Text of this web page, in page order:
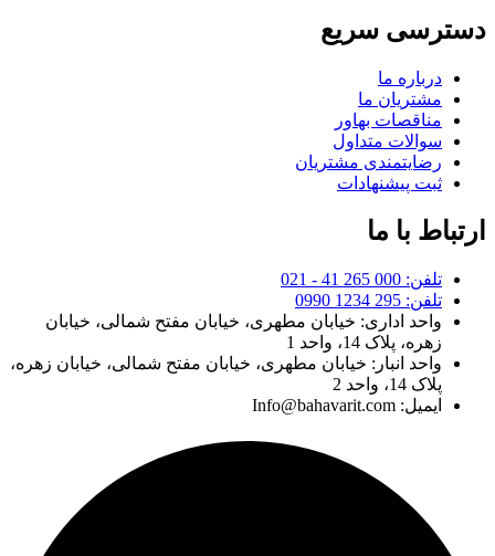
دسترسی سریع
درباره ما
مشتریان ما
مناقصات بهاور
سوالات متداول
رضایتمندی مشتریان
ثبت پیشنهادات
ارتباط با ما
تلفن: 000 265 41 - 021
تلفن: 295 1234 0990
واحد اداری: خیابان مطهری، خیابان مفتح شمالی، خیابان
زهره، پلاک 14، واحد 1
واحد انبار: خیابان مطهری، خیابان مفتح شمالی، خیابان زهره،
پلاک 14، واحد 2
ایمیل: Info@bahavarit.com